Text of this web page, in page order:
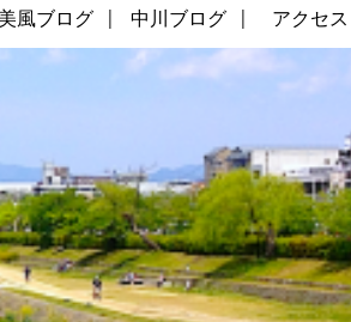
美風ブログ 中川ブログ アクセス